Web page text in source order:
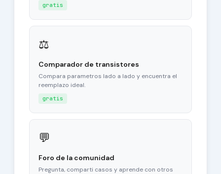
gratis
⚖
Comparador de transistores
Compara parametros lado a lado y encuentra el
reemplazo ideal.
gratis
💬
Foro de la comunidad
Pregunta, comparti casos y aprende con otros